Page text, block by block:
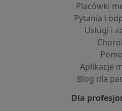
Placówki
Pytania i
Usługi i
Aplikacje
Blog dla
Dla